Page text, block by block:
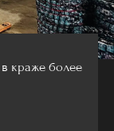
краже более